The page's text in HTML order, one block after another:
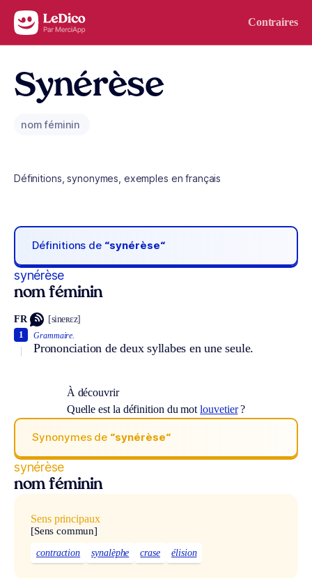
Aller au contenu Contraires
Synérèse
nom féminin
Définitions, synonymes, exemples en français
Définitions de “synérèse“
synérèse
nom féminin
FR [sineʀɛz]
Grammaire.
Prononciation de deux syllabes en une seule.
1
À découvrir
Quelle est la définition du motlouvetier?
Synonymes de “synérèse“
synérèse
nom féminin
Sens principaux
[Sens commun]
contraction synalèphe crase élision